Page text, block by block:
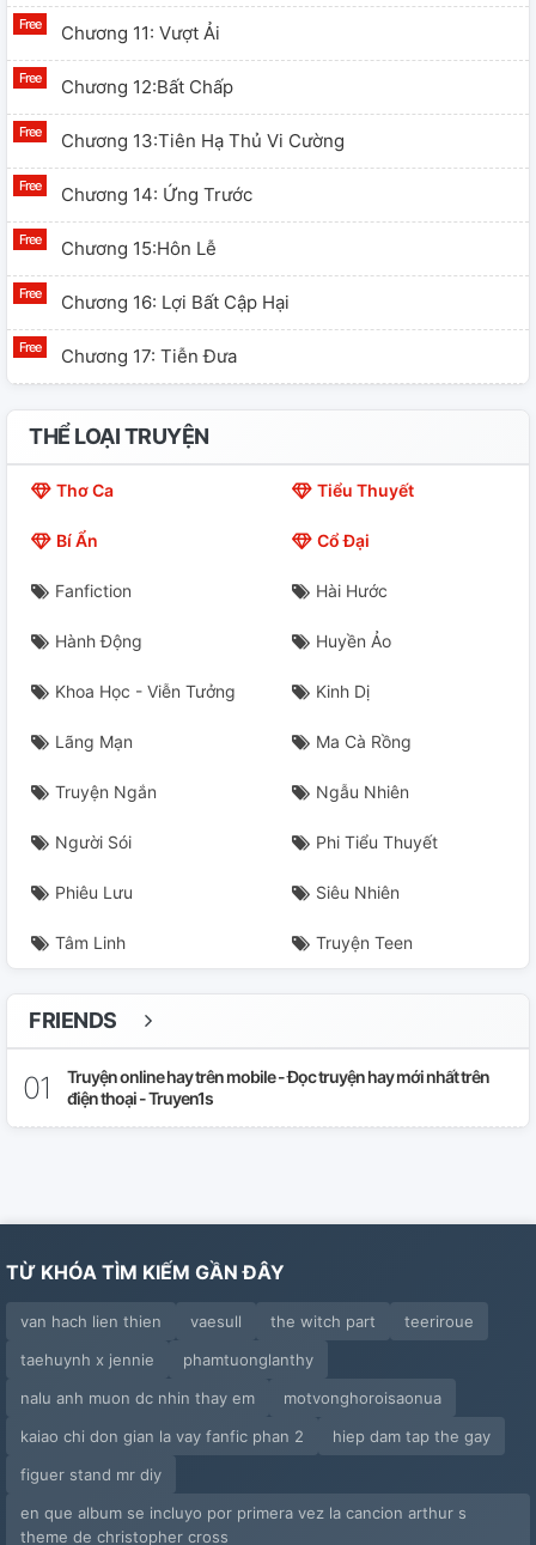
Chương 11: Vượt Ải
Chương 12:Bất Chấp
Chương 13:Tiên Hạ Thủ Vi Cường
Chương 14: Ứng Trước
Chương 15:Hôn Lễ
Chương 16: Lợi Bất Cập Hại
Chương 17: Tiễn Đưa
Chương 18: Chuẩn Bị
Chương 19: Mới Lạ (H)
Chương 23: Kí Ức
Chương 24: Đối Chiến
Chương 25: Hoàng Hôn
Chương 26: Vị Hoàng Tử Không Được Chấp Thuận
Chương 27:Long Mật
Chương 28: Nguyên Nhân
Chương 30:Quần Long Hồi Hai
Ngoại Truyện: Tàn Tích
Chương 33:Hạ Màn
Chương 34:Truyện Phiếm Ở Cánh Rừng
Chương 36:Thời Đại Cũ
Chương 37: Du Ngoạn
THỂ LOẠI TRUYỆN
Thơ Ca Tiểu Thuyết
Bí Ẩn Cổ Đại
Fanfiction Hài Hước
Hành Động Huyền Ảo
Khoa Học - Viễn Tưởng Kinh Dị
Lãng Mạn Ma Cà Rồng
Truyện Ngắn Ngẫu Nhiên
Người Sói Phi Tiểu Thuyết
Phiêu Lưu Siêu Nhiên
Tâm Linh Truyện Teen
FRIENDS
Truyện online hay trên mobile - Đọc truyện hay mới nhất trên
điện thoại - Truyen1s
TỪ KHÓA TÌM KIẾM GẦN ĐÂY
van hach lien thien vaesull the witch part
teeriroue
taehuynh x jennie
phamtuonglanthy
nalu anh muon dc nhin thay em
motvonghoroisaonua
kaiao chi don gian la vay fanfic phan 2
hiep dam tap the gay
figuer stand mr diy
en que album se incluyo por primera vez la cancion arthur s
theme de christopher cross